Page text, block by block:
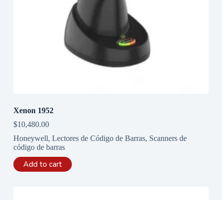
Xenon 1952
$10,480.00
Honeywell, Lectores de Código de Barras, Scanners de
código de barras
Add to cart